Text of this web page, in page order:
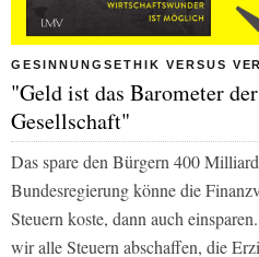
GESINNUNGSETHIK VERSUS
"Geld ist das Barometer
Gesellschaft"
Das spare den Bürgern 400
Bundesregierung könne die
Steuern koste, dann auch
wir alle Steuern abschaffen, die